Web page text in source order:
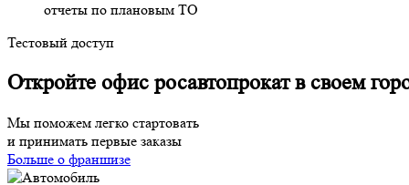
отчеты по плановым ТО
Тестовый доступ
Откройте офис росавтопрокат в своем
Мы поможем легко стартовать
и принимать первые заказы
Больше о франшизе